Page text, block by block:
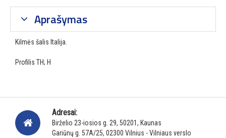
Aprašymas
Kilmės šalis Italija.
Profilis TH; H
Adresai:
Birželio 23-iosios g. 29, 50201, Kaunas
Gariūnų g. 57A/25, 02300 Vilnius - Vilniaus verslo